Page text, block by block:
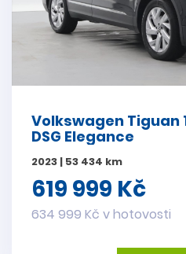
Volkswagen Tiguan
DSG Elegance
2023 | 53 434 km
619 999 Kč
634 999 Kč v hotovosti